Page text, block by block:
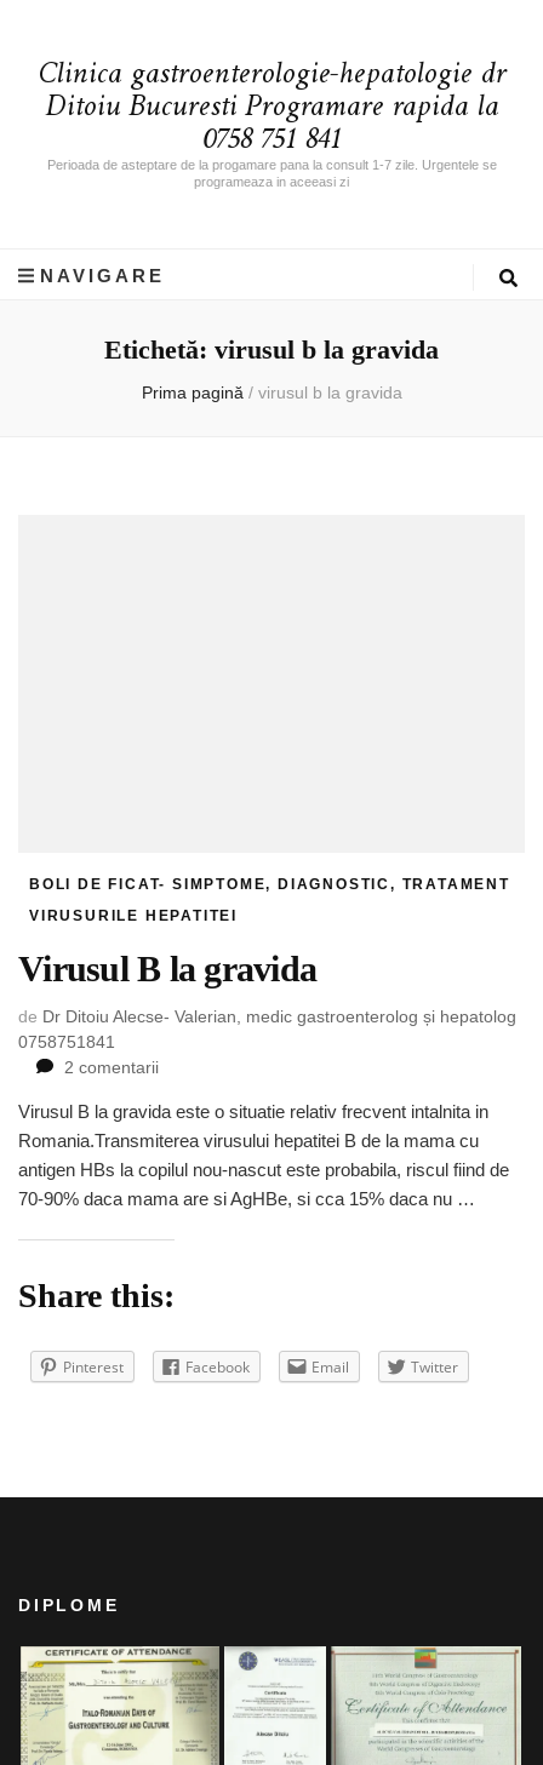
Clinica gastroenterologie-hepatologie dr
Ditoiu Bucuresti Programare rapida la
0758 751 841
Perioada de asteptare de la progamare pana la consult 1-7 zile. Urgentele se
programeaza in aceeasi zi
NAVIGARE
Etichetă: virusul b la gravida
Prima pagină / virusul b la gravida
BOLI DE FICAT- SIMPTOME, DIAGNOSTIC, TRATAMENT
VIRUSURILE HEPATITEI
Virusul B la gravida
de Dr Ditoiu Alecse- Valerian, medic gastroenterolog și hepatolog
0758751841
2 comentariila
B
la
gravida
Virusul B la gravida este o situatie relativ frecvent intalnita in
Romania.Transmiterea virusului hepatitei B de la mama cu
antigen HBs la copilul nou-nascut este probabila, riscul fiind de
70-90% daca mama are si AgHBe, si cca 15% daca nu …
Share this:
Pinterest Facebook Email Twitter
DIPLOME